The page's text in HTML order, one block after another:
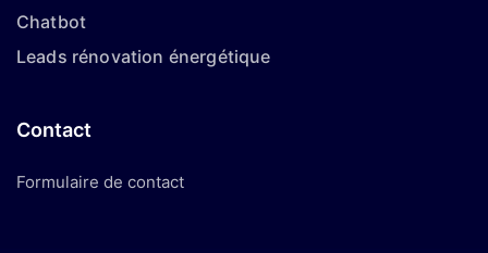
Chatbot
Leads rénovation énergétique
Contact
Formulaire de contact